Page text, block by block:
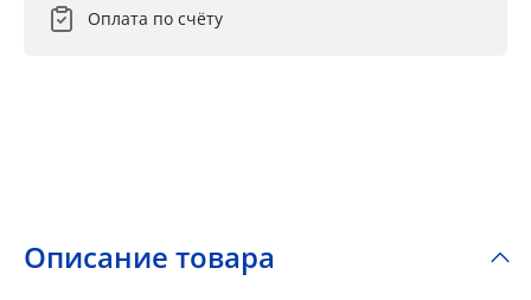
Оплата по счёту
Описание товара